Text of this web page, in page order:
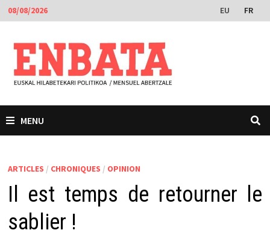
Passer
au
contenu
08/08/2026 EU FR
MENU
ARTICLES / CHRONIQUES / OPINION
Il est temps de retourner le
sablier !